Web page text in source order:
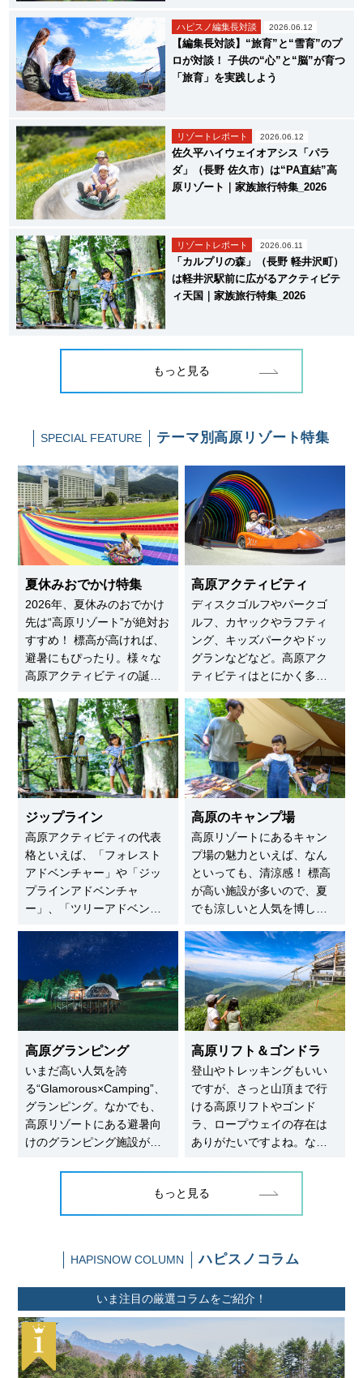
ハピスノ編集長対談 2026.06.12
【編集長対談】“旅育”と“雪育”のプ
ロが対談！ 子供の“心”と“脳”が育つ
「旅育」を実践しよう
リゾートレポート 2026.06.12
佐久平ハイウェイオアシス「パラ
ダ」（長野 佐久市）は“PA直結”高
原リゾート｜家族旅行特集_2026
リゾートレポート 2026.06.11
「カルプリの森」（長野 軽井沢町）
は軽井沢駅前に広がるアクティビテ
ィ天国｜家族旅行特集_2026
もっと見る
SPECIAL FEATURE テーマ別 高原リゾート特集
夏休みおでかけ特集
2026年、夏休みのおでかけ
先は“高原リゾート”が絶対お
すすめ！ 標高が高ければ、
避暑にもぴったり。様々な
高原アクティビティの誕生
やカート＆ボブスレーな
ど、子供から大人まで楽し
めるアクティビティが充実
の高原リゾートを一挙紹介
します。
高原アクティビティ
ディスクゴルフやパークゴ
ルフ、カヤックやラフティ
ング、キッズパークやドッ
グランなどなど。高原アク
ティビティはとにかく多
ランコやアーチェリー、宝
探しが人気の施設も。そん
な魅惑のアクティビティが
楽しめる高原リゾートを一
挙紹介！
ジップライン
高原アクティビティの代表
格といえば、「フォレスト
アドベンチャー」や「ジッ
プラインアドベンチャ
ー」、「ツリーアドベンチ
ン＆アスレチック系。緑豊
かな森や林のなかで、ター
ザンのような体験ができる
日本全国の高原リゾートを
ご紹介します。
高原のキャンプ場
高原リゾートにあるキャン
プ場の魅力といえば、なん
といっても、清涼感！ 標高
が高い施設が多いので、夏
でも涼しいと人気を博して
ンプ場のなかでも、おすす
めの施設をご紹介。初心者
には「手ぶらプラン」があ
るキャンプ場がおすすめで
すよ。
高原グランピング
いまだ高い人気を誇
る“Glamorous×Camping”、
グランピング。なかでも、
高原リゾートにある避暑向
けのグランピング施設が注
ム・ベル・ログハウスな
ど、種類も豊富。今回はそ
んな避暑にも最適な高原に
紹介します。
高原リフト＆ゴンドラ
登山やトレッキングもいい
ですが、さっと山頂まで行
ける高原リフトやゴンド
ラ、ロープウェイの存在は
ありがたいですよね。なか
で上がれるゴンドラも。今
回は清涼感ばっちり！ 高原
リゾートのリフトやゴンド
します。
もっと見る
HAPISNOW COLUMN ハピスノコラム
いま注目の厳選コラムをご紹介！